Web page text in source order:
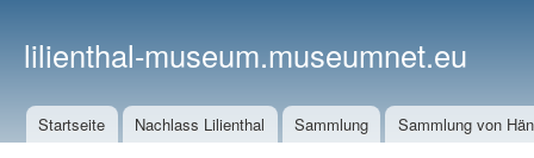
lilienthal-museum.museumnet.eu
Startseite Nachlass Lilienthal Sammlung Sammlung von